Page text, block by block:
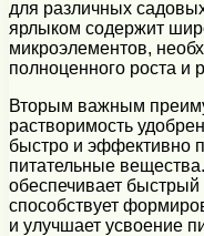
для различных
ярлыком содержит
микроэлементов,
полноценного роста и
Вторым важным
растворимость
быстро и эффективно
питательные
обеспечивает быстрый
способствует
и улучшает усвоение